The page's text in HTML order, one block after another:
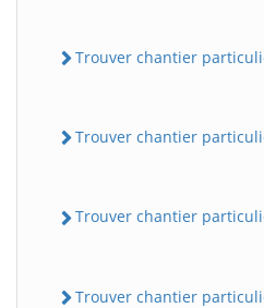
Trouver chantier
Trouver chantier
Trouver chantier
Trouver chantier